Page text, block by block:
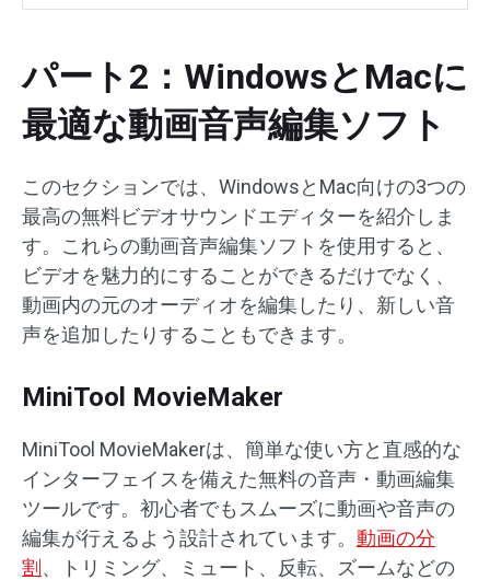
パート2：WindowsとMacに
最適な動画音声編集ソフト
このセクションでは、WindowsとMac向けの3つの
最高の無料ビデオサウンドエディターを紹介しま
す。これらの動画音声編集ソフトを使用すると、
ビデオを魅力的にすることができるだけでなく、
動画内の元のオーディオを編集したり、新しい音
声を追加したりすることもできます。
MiniTool MovieMaker
MiniTool MovieMakerは、簡単な使い方と直感的な
インターフェイスを備えた無料の音声・動画編集
ツールです。初心者でもスムーズに動画や音声の
編集が行えるよう設計されています。 動画の分
割 、トリミング、ミュート、反転、ズームなどの